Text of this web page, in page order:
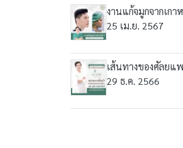
งานแก้จมูกจากเก
25 เม.ย. 2567
เส้นทางของศัลยแ
29 ธ.ค. 2566